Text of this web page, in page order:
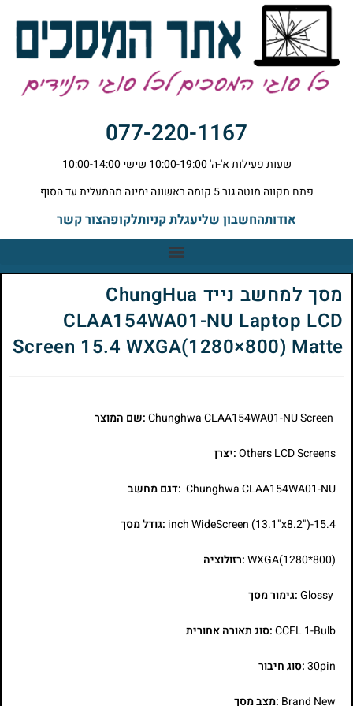
077-220-1167
שעות פעילות א'-ה' 10:00-19:00 שישי 10:00-14:00
פתח תקווה מוטה גור 5 קומה ראשונה ימינה מהמעלית עד הסוף
אודותהחשבון שליעגלת קניותלקופהצור קשר
מסך למחשב נייד ChungHua
CLAA154WA01-NU Laptop LCD
Screen 15.4 WXGA(1280×800) Matte
:שם המוצר
Others LCD Screens:יצרן
Chunghwa CLAA154WA01-NU :דגם מחשב
15.4-inch WideScreen (13.1"x8.2") :גודל מסך
WXGA(1280*800):רזולוציה
Glossy:גימור מסך
CCFL 1-Bulb:סוג תאורה אחורית
30pin:סוג חיבור
Brand New :מצב מסך